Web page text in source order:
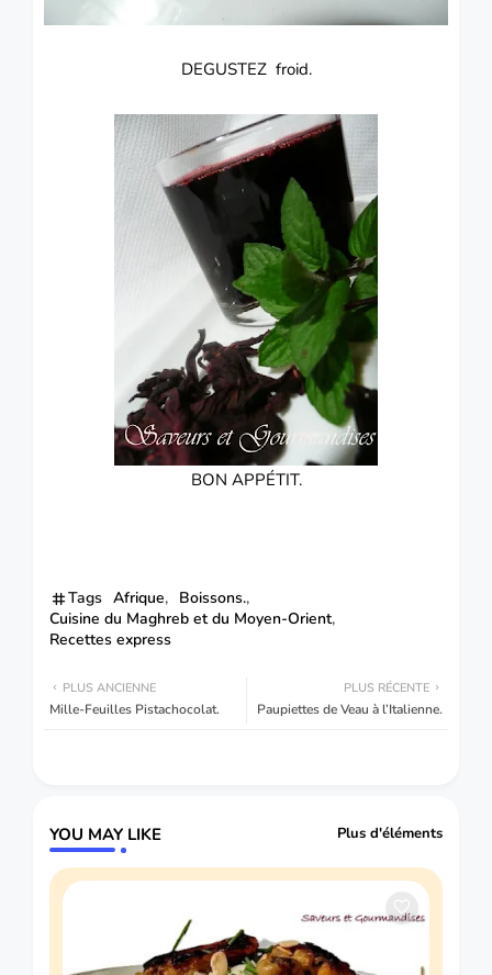
DEGUSTEZ froid.
BON APPÉTIT.
Tags Afrique
Boissons.
Cuisine du Maghreb et du Moyen-Orient
Recettes express
PLUS RÉCENTE
Paupiettes de Veau à l’Italienne.
PLUS ANCIENNE
Mille-Feuilles Pistachocolat.
YOU MAY LIKE Plus d'éléments